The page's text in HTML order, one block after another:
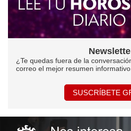
¿Te quedas fuera de la
correo el mejor resumen informativo.
SUSCRÍBETE